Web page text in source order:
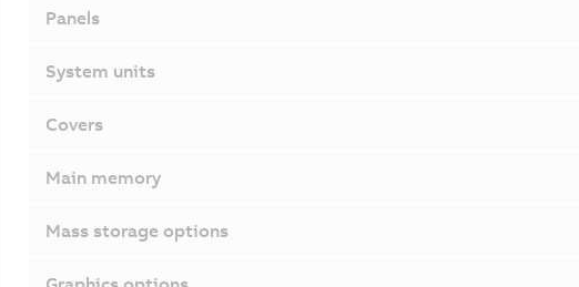
Panels
System units
Covers
Main memory
Mass storage options